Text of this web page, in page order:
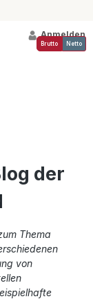
Anmelden
Brutto Netto
der
Thema
von